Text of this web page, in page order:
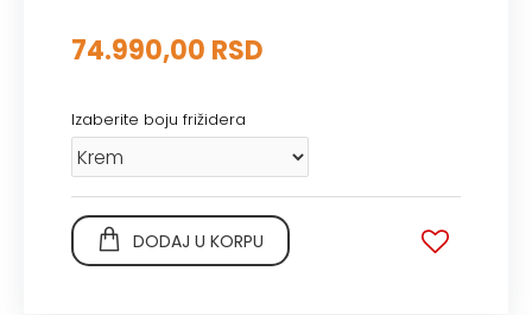
74.990,00 RSD
Izaberite boju frižidera
DODAJ U KORPU